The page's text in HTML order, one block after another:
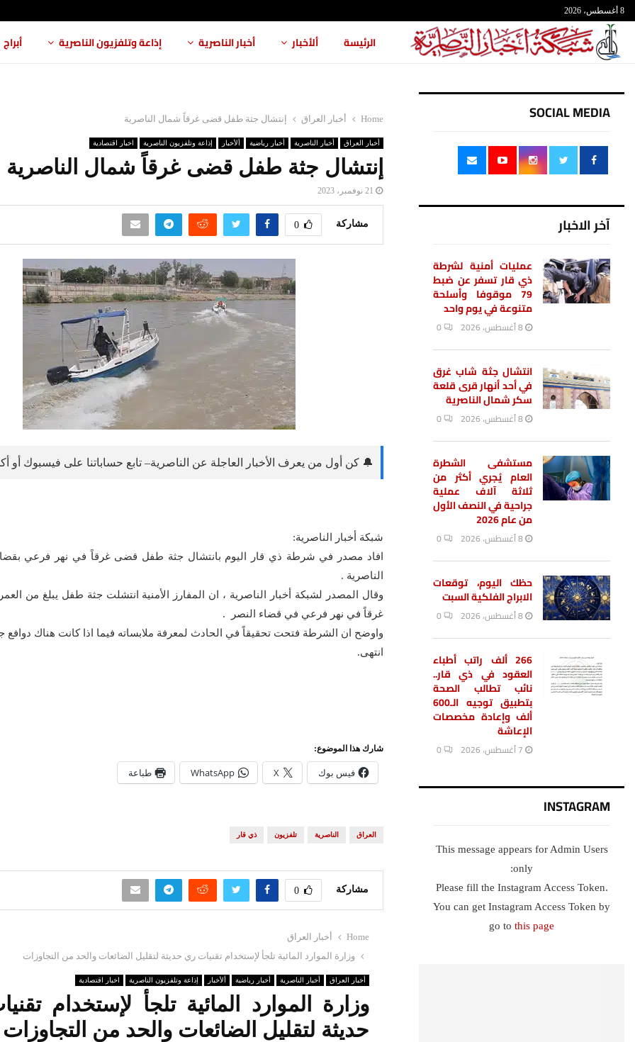
8 أغسطس، 2026
الرئيسة ألأخبار أخبار الناصرية إذاعة وتلفزيون الناصرية أبراج
Home أخبار العراق إنتشال جثة طفل قضى غرقاً شمال الناصرية
أخبار العراق أخبار الناصرية أخبار رياضية ألأخبار إذاعة وتلفزيون الناصرية اخبار اقتصادية
إنتشال جثة طفل قضى غرقاً شمال الناصرية
21 نوفمبر، 2023
مشاركة 0
🔔 كن أول من يعرف الأخبار العاجلة عن الناصرية– تابع حساباتنا على فيسبوك أو
شبكة أخبار الناصرية:
افاد مصدر في شرطة ذي قار اليوم بانتشال جثة طفل قضى غرقاً في نهر فرعي
الناصرية .
غرقاً في نهر فرعي في قضاء النصر .
واوضح ان الشرطة فتحت تحقيقاً في الحادث لمعرفة ملابساته فيما اذا كانت هناك دوافع
انتهى.
شارك هذا الموضوع:
فيس بوك X
WhatsApp طباعة
العراق الناصرية تلفزيون ذي قار
مشاركة 0
Home
أخبار العراق
وزارة الموارد المائية تلجأ لإستخدام تقنيات ري حديثة لتقليل الضائعات والحد من التجاوزات
أخبار العراق أخبار الناصرية أخبار رياضية ألأخبار إذاعة وتلفزيون الناصرية اخبار اقتصادية
وزارة الموارد المائية تلجأ لإستخدام
حديثة لتقليل الضائعات والحد من التجاوزات
SOCIAL MEDIA
آخر الاخبار
عمليات أمنية لشرطة
ذي قار تسفر عن ضبط
79 موقوفا وأسلحة
متنوعة في يوم واحد
8 أغسطس، 2026 0
انتشال جثة شاب غرق
في أحد أنهار قرى قلعة
سكر شمال الناصرية
8 أغسطس، 2026 0
مستشفى الشطرة
العام يُجري أكثر من
ثلاثة آلاف عملية
جراحية في النصف الأول
من عام 2026
8 أغسطس، 2026 0
حظك اليوم، توقعات
الابراج الفلكية السبت
8 أغسطس، 2026 0
266 ألف راتب أطباء
العقود في ذي قار..
نائب تطالب الصحة
بتطبيق توجيه الـ600
ألف وإعادة مخصصات
الإعاشة
7 أغسطس، 2026 0
INSTAGRAM
This message appears for Admin Users
only:
Please fill the Instagram Access Token.
You can get Instagram Access Token by
go to this page